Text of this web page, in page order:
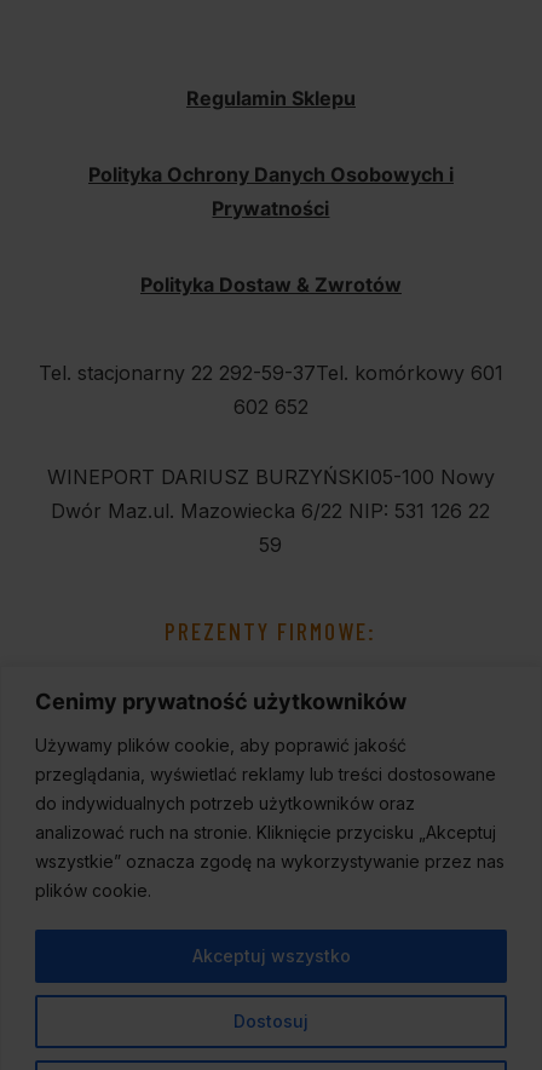
Cenimy prywatność użytkowników
Używamy plików cookie, aby poprawić jakość
przeglądania, wyświetlać reklamy lub treści dostosowane
do indywidualnych potrzeb użytkowników oraz
analizować ruch na stronie. Kliknięcie przycisku „Akceptuj
wszystkie” oznacza zgodę na wykorzystywanie przez nas
plików cookie.
Dostosuj
Akceptuj wszystko
Regulamin Sklepu
Polityka Ochrony Danych Osobowych i
Prywatności
Polityka Dostaw & Zwrotów
Tel. stacjonarny 22 292-59-37Tel. komórkowy 601
602 652
WINEPORT DARIUSZ BURZYŃSKI05-100 Nowy
Dwór Maz.ul. Mazowiecka 6/22 NIP: 531 126 22
59
PREZENTY FIRMOWE: